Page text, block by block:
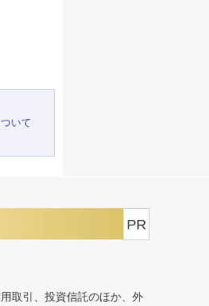
いて
PR
取引、投資信託のほか、外